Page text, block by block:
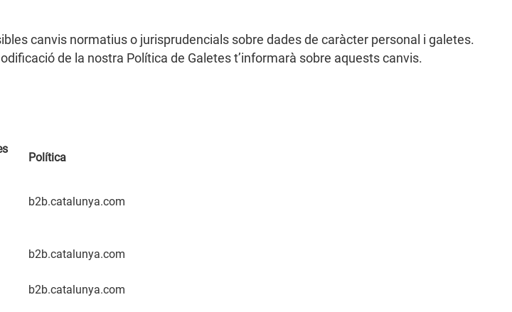
canvis normatius o jurisprudencials sobre dades de caràcter personal i galetes.
de la nostra Política de Galetes t’informarà sobre aquests canvis.
Política
b2b.catalunya.com
b2b.catalunya.com
b2b.catalunya.com